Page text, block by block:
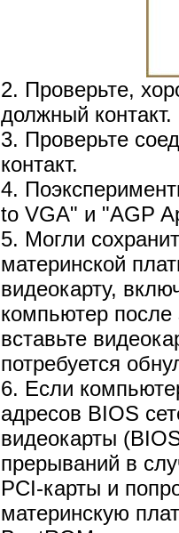
2. Проверьте,
должный контакт.
3. Проверьте
контакт.
4.
to VGA" и "AGP
5. Могли
материнской
видеокарту,
компьютер после
вставьте
потребуется
6. Если
адресов BIOS
видеокарты
прерываний в
PCI-карты и
материнскую